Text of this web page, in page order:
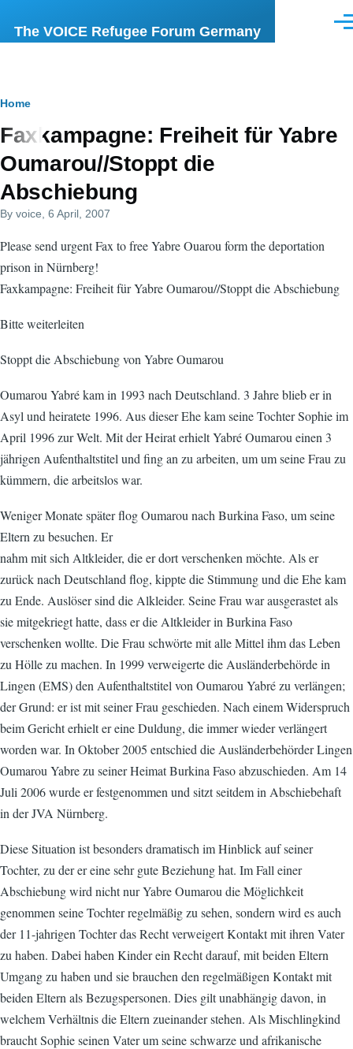
The VOICE Refugee Forum Germany
Breadcrumb
Home
Faxkampagne: Freiheit für Yabre
Oumarou//Stoppt die
Abschiebung
By voice , 6 April, 2007
Please send urgent Fax to free Yabre Ouarou form the deportation
prison in Nürnberg!
Faxkampagne: Freiheit für Yabre Oumarou//Stoppt die Abschiebung
Bitte weiterleiten
Stoppt die Abschiebung von Yabre Oumarou
Oumarou Yabré kam in 1993 nach Deutschland. 3 Jahre blieb er in
Asyl und heiratete 1996. Aus dieser Ehe kam seine Tochter Sophie im
April 1996 zur Welt. Mit der Heirat erhielt Yabré Oumarou einen 3
jährigen Aufenthaltstitel und fing an zu arbeiten, um um seine Frau zu
kümmern, die arbeitslos war.
Weniger Monate später flog Oumarou nach Burkina Faso, um seine
Eltern zu besuchen. Er
nahm mit sich Altkleider, die er dort verschenken möchte. Als er
zurück nach Deutschland flog, kippte die Stimmung und die Ehe kam
zu Ende. Auslöser sind die Alkleider. Seine Frau war ausgerastet als
sie mitgekriegt hatte, dass er die Altkleider in Burkina Faso
verschenken wollte. Die Frau schwörte mit alle Mittel ihm das Leben
zu Hölle zu machen. In 1999 verweigerte die Ausländerbehörde in
Lingen (EMS) den Aufenthaltstitel von Oumarou Yabré zu verlängen;
der Grund: er ist mit seiner Frau geschieden. Nach einem Widerspruch
beim Gericht erhielt er eine Duldung, die immer wieder verlängert
worden war. In Oktober 2005 entschied die Ausländerbehörder Lingen
Oumarou Yabre zu seiner Heimat Burkina Faso abzuschieden. Am 14
Juli 2006 wurde er festgenommen und sitzt seitdem in Abschiebehaft
in der JVA Nürnberg.
Diese Situation ist besonders dramatisch im Hinblick auf seiner
Tochter, zu der er eine sehr gute Beziehung hat. Im Fall einer
Abschiebung wird nicht nur Yabre Oumarou die Möglichkeit
genommen seine Tochter regelmäßig zu sehen, sondern wird es auch
der 11-jahrigen Tochter das Recht verweigert Kontakt mit ihren Vater
zu haben. Dabei haben Kinder ein Recht darauf, mit beiden Eltern
Umgang zu haben und sie brauchen den regelmäßigen Kontakt mit
beiden Eltern als Bezugspersonen. Dies gilt unabhängig davon, in
welchem Verhältnis die Eltern zueinander stehen. Als Mischlingkind
braucht Sophie seinen Vater um seine schwarze und afrikanische